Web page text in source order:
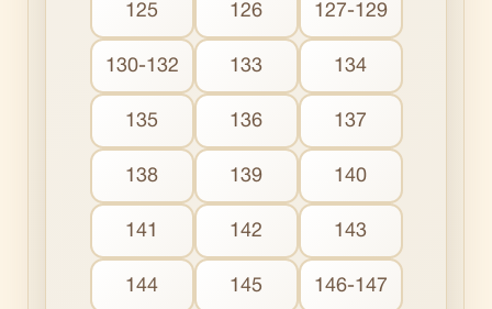
125 126 127-129
130-132 133 134
135 136 137
138 139 140
141 142 143
144 145 146-147